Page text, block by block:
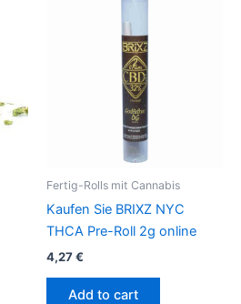
Fertig-Rolls mit Cannabis
Kaufen Sie BRIXZ NYC
THCA Pre-Roll 2g online
4,27€
Add to cart